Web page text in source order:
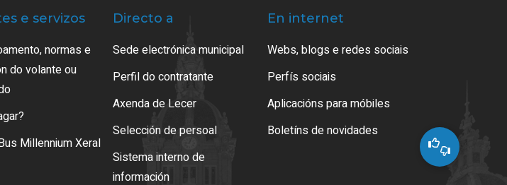
e servizos
normas e
do volante ou
Millennium Xeral
Directo a
Sede electrónica municipal
Perfil do contratante
Axenda de Lecer
Selección de persoal
Sistema interno de
información
En internet
Webs, blogs e redes sociais
Perfís sociais
Aplicacións para móbiles
Boletíns de novidades